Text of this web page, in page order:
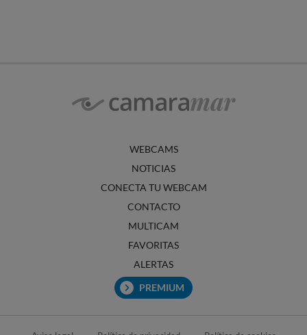
WEBCAMS
NOTICIAS
CONECTA TU WEBCAM
CONTACTO
MULTICAM
FAVORITAS
ALERTAS
PREMIUM